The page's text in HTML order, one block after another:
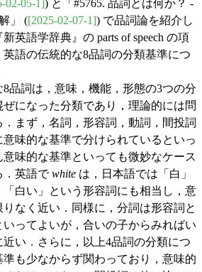
02-05-1]) と「#5765. 品詞とは何か？ -
」 ([2025-02-07-1]) で品詞論を紹介し
英語学辞典』の parts of speech の項
英語の伝統的な8品詞の分類基準につ
品詞は，意味，機能，形態の3つの分
になった分類であり，理論的には問
まず，名詞，形容詞，動詞，間投詞
味的な基準で分けられているといっ
味的な基準といっても微妙なケース
．英語でwhite は，日本語では「白」
「白い」という形容詞にも相当し，意
なく近い．同様に，分詞は形容詞と
ってよいが，合いの子からみればい
い．さらに，以上4品詞の分類につ
も少なからず関わっており，意味的